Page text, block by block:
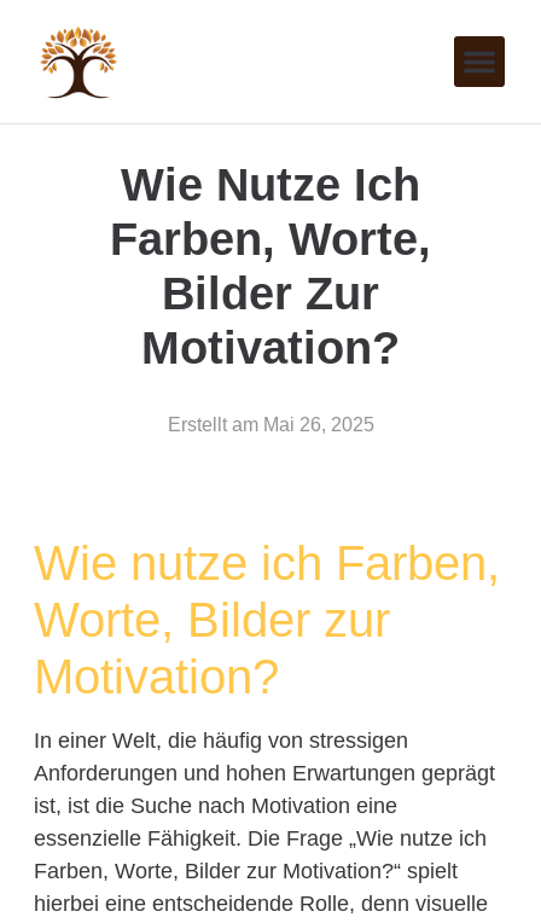
Wie Nutze Ich
Farben, Worte,
Bilder Zur
Motivation?
Erstellt am Mai 26, 2025
Wie nutze ich Farben,
Worte, Bilder zur
Motivation?
In einer Welt, die häufig von stressigen
Anforderungen und hohen Erwartungen geprägt
ist, ist die Suche nach Motivation eine
essenzielle Fähigkeit. Die Frage „Wie nutze ich
Farben, Worte, Bilder zur Motivation?“ spielt
hierbei eine entscheidende Rolle, denn visuelle